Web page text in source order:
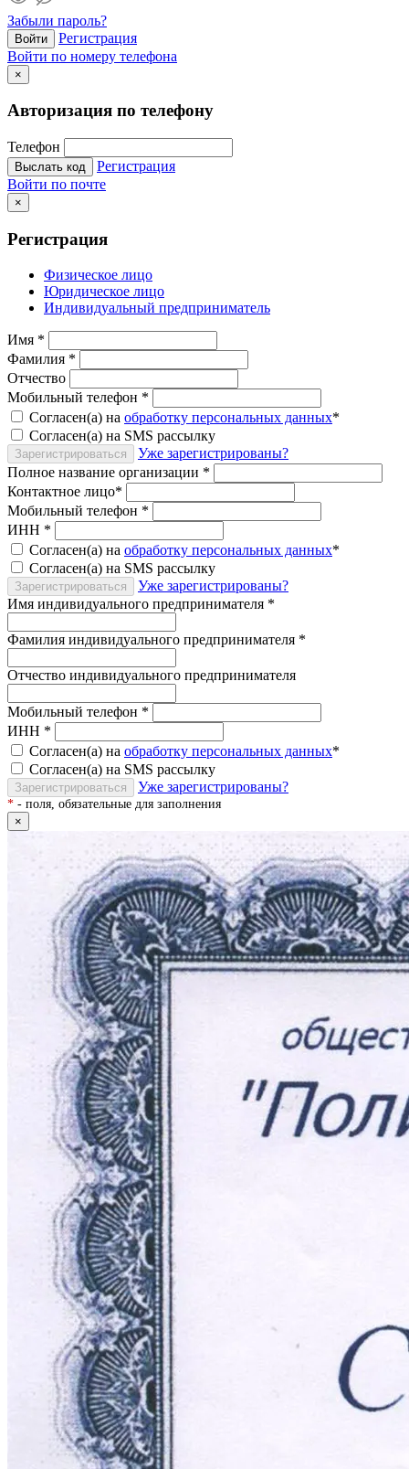
Забыли пароль?
Войти
Регистрация
Войти по номеру телефона
×
Авторизация по телефону
Телефон
Выслать код
Регистрация
Войти по почте
×
Регистрация
Физическое лицо
Юридическое лицо
Индивидуальный предприниматель
Имя *
Фамилия *
Отчество
Мобильный телефон *
Согласен(а) на обработку персональных данных*
Согласен(а) на SMS рассылку
Зарегистрироваться
Уже зарегистрированы?
Полное название организации *
Контактное лицо*
Мобильный телефон *
ИНН *
Согласен(а) на обработку персональных данных*
Согласен(а) на SMS рассылку
Зарегистрироваться
Уже зарегистрированы?
Имя индивидуального предпринимателя *
Фамилия индивидуального предпринимателя *
Отчество индивидуального предпринимателя
Мобильный телефон *
ИНН *
Согласен(а) на обработку персональных данных*
Согласен(а) на SMS рассылку
Зарегистрироваться Уже зарегистрированы?
* - поля, обязательные для заполнения
×